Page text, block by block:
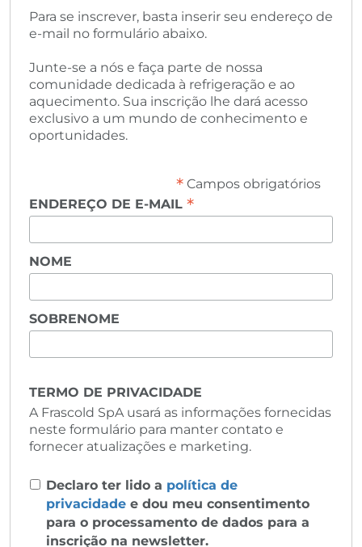
Para se inscrever, basta inserir seu endereço de
e-mail no formulário abaixo.
Junte-se a nós e faça parte de nossa
comunidade dedicada à refrigeração e ao
aquecimento. Sua inscrição lhe dará acesso
exclusivo a um mundo de conhecimento e
oportunidades.
*Campos obrigatórios
ENDEREÇO DE E-MAIL *
NOME
SOBRENOME
TERMO DE PRIVACIDADE
A Frascold SpA usará as informações fornecidas
neste formulário para manter contato e
fornecer atualizações e marketing.
Declaro ter lido a política de
privacidade e dou meu consentimento
para o processamento de dados para a
inscrição na newsletter.